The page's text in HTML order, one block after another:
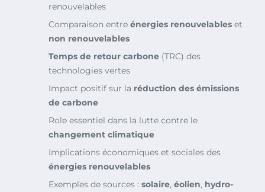
renouvelables
Comparaison entre énergies renouvelables et
non renouvelables
Temps de retour carbone (TRC) des
technologies vertes
Impact positif sur la réduction des émissions
de carbone
Role essentiel dans la lutte contre le
changement climatique
Implications économiques et sociales des
énergies renouvelables
Exemples de sources : solaire, éolien, hydro-